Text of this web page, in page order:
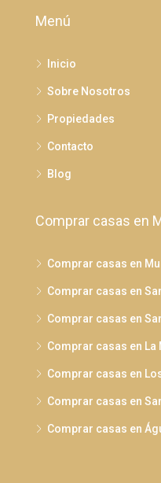
Menú
Inicio
Sobre Nosotros
Propiedades
Contacto
Blog
Comprar casas en
Comprar casas en
Comprar casas en
Comprar casas en
Comprar casas en La
Comprar casas en
Comprar casas en
Comprar casas en